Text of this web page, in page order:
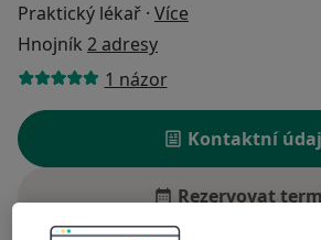
Praktický lékař · Více
Hnojník 2 adresy
1 názor
Kontaktní
Rezervovat